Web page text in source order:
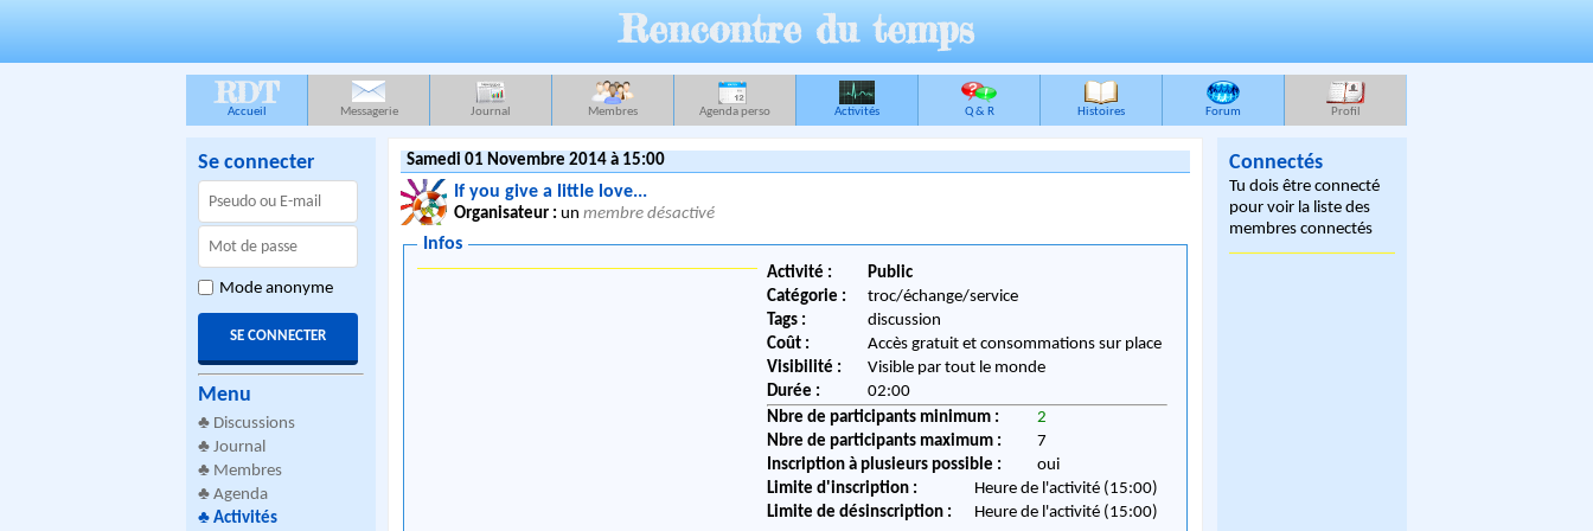
Rencontre du temps
RDT
Accueil Messagerie Journal Membres Agenda perso Activités Q & R Histoires Forum Profil
Se connecter
Mode anonyme
Menu
♣ Discussions
♣ Journal
♣ Membres
♣ Agenda
♣ Activités
Samedi 01 Novembre 2014 à 15:00
If you give a little love...
Organisateur : un membre désactivé
Infos
Activité :
Public
Catégorie :
troc/échange/service
Tags :
discussion
Coût :
Accès gratuit et consommations sur place
Visibilité :
Visible par tout le monde
Durée :
02:00
Nbre de participants minimum :
2
Nbre de participants maximum :
7
Inscription à plusieurs possible :
oui
Limite d'inscription :
Heure de l'activité (15:00)
Limite de désinscription :
Heure de l'activité (15:00)
Connectés
Tu dois être connecté
pour voir la liste des
membres connectés